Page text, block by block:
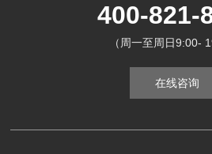
400-821-
（周一至周日9:00-
在线咨询